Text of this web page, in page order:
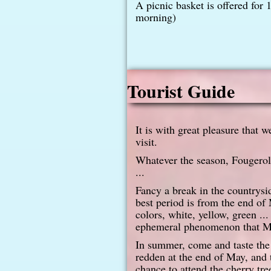
A picnic basket is offered for
morning)
Tourist Guide
It is with great pleasure that
visit.
Whatever the season,
...
Fancy a break in the
best period is from the end
colors, white, yellow, green
ephemeral phenomenon that
In summer, come and taste
redden at the end of May,